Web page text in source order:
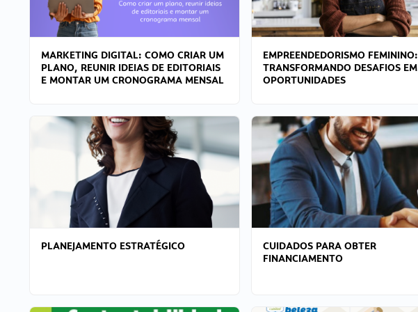
MARKETING DIGITAL: COMO CRIAR UM
PLANO, REUNIR IDEIAS DE EDITORIAIS
E MONTAR UM CRONOGRAMA MENSAL
EMPREENDEDORISMO FEMININO:
TRANSFORMANDO DESAFIOS EM
OPORTUNIDADES
PLANEJAMENTO ESTRATÉGICO
CUIDADOS PARA OBTER
FINANCIAMENTO